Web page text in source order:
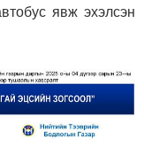
явж эхэлсэн